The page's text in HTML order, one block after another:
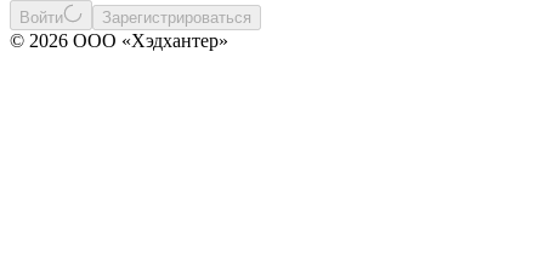
Войти Зарегистрироваться
© 2026 ООО «Хэдхантер»